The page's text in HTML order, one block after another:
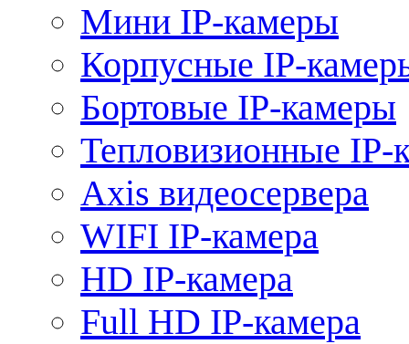
Мини IP-камеры
Корпусные IP-
Бортовые IP-камеры
Тепловизионные IP-
Axis видеосервера
WIFI IP-камера
HD IP-камера
Full HD IP-камера